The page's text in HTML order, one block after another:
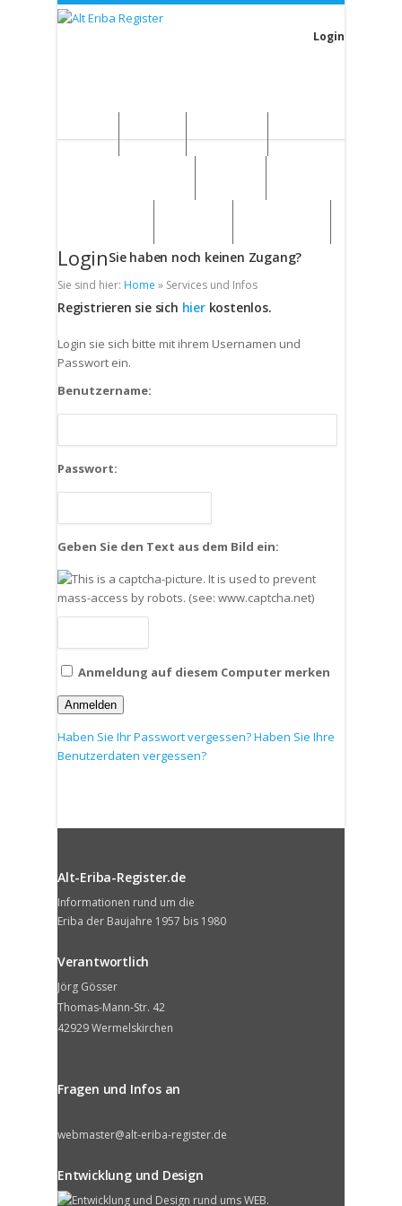
Login
Login
Sie sind hier: Home » Services und Infos
Sie haben noch keinen Zugang?
Registrieren sie sich hierkostenlos.
Login sie sich bitte mit ihrem Usernamen und
Passwort ein.
Benutzername:
Passwort:
Geben Sie den Text aus dem Bild ein:
Anmeldung auf diesem Computer merken
Anmelden
Haben Sie Ihr Passwort vergessen?Haben Sie Ihre
Benutzerdaten vergessen?
Alt-Eriba-Register.de
Informationen rund um die
Eriba der Baujahre 1957 bis 1980
Verantwortlich
Jörg Gösser
Thomas-Mann-Str. 42
42929 Wermelskirchen
Fragen und Infos an
webmaster@alt-eriba-register.de
Entwicklung und Design